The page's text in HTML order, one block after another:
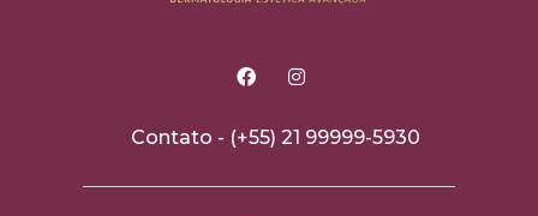
Contato - (+55) 21 99999-5930